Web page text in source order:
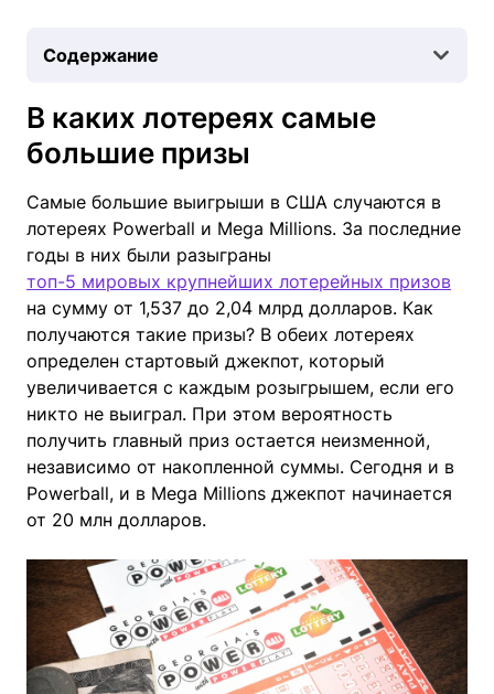
Содержание
В каких лотереях самые
большие призы
Самые большие выигрыши в США случаются в
лотереях Powerball и Mega Millions. За последние
годы в них были разыграны
топ-5 мировых крупнейших лотерейных призов
на сумму от 1,537 до 2,04 млрд долларов. Как
получаются такие призы? В обеих лотереях
определен стартовый джекпот, который
увеличивается с каждым розыгрышем, если его
никто не выиграл. При этом вероятность
получить главный приз остается неизменной,
независимо от накопленной суммы. Сегодня и в
Powerball, и в Mega Millions джекпот начинается
от 20 млн долларов.